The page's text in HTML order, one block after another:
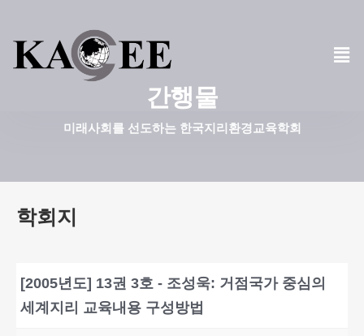
콘
텐
기
간행물
미래사회를 선도하는 한국지리환경교육학회
학회지
[2005년도] 13권 3호 - 조성욱: 거점국가 중심의
세계지리 교육내용 구성방법